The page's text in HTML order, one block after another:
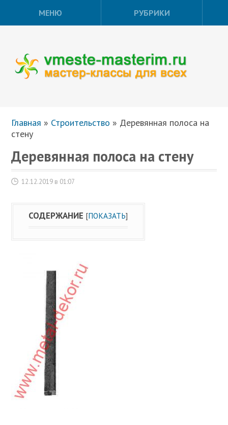
МЕНЮ РУБРИКИ
Главная » Строительство » Деревянная полоса на
стену
Деревянная полоса на стену
12.12.2019 в 01:07
СОДЕРЖАНИЕ [ПОКАЗАТЬ]